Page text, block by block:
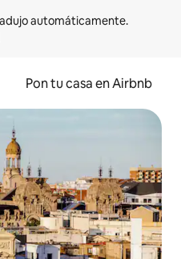
Pon tu casa en Airbnb